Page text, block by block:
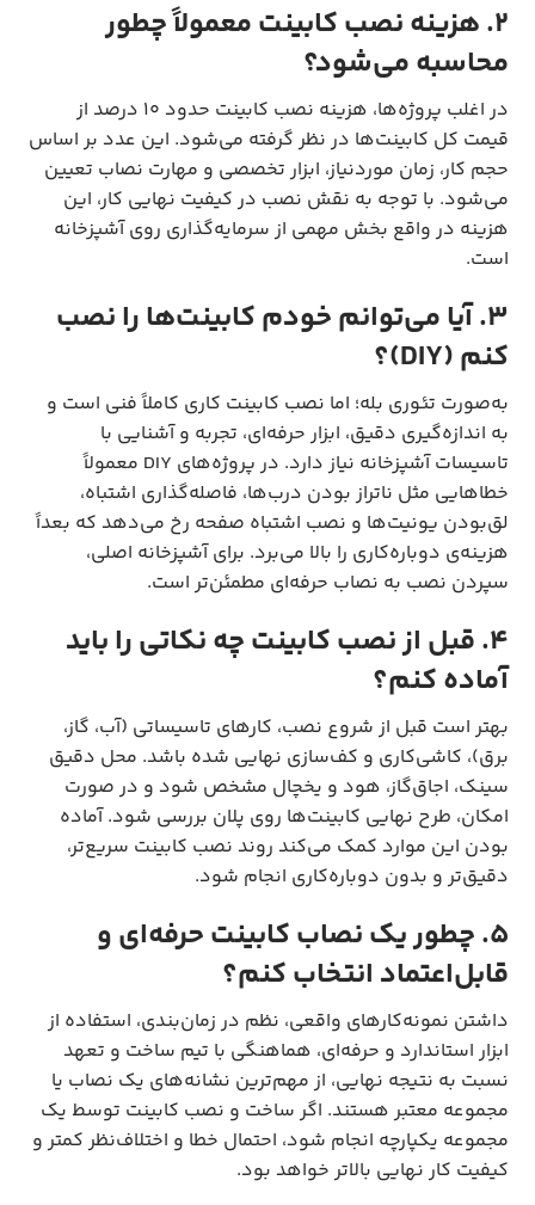
۲. هزینه نصب کابینت معمولاً چطور
محاسبه می‌شود؟
در اغلب پروژه‌ها، هزینه نصب کابینت حدود ۱۰ درصد از
قیمت کل کابینت‌ها در نظر گرفته می‌شود. این عدد بر اساس
حجم کار، زمان موردنیاز، ابزار تخصصی و مهارت نصاب تعیین
می‌شود. با توجه به نقش نصب در کیفیت نهایی کار، این
هزینه در واقع بخش مهمی از سرمایه‌گذاری روی آشپزخانه
است.
۳. آیا می‌توانم خودم کابینت‌ها را نصب
کنم (DIY)؟
به‌صورت تئوری بله؛ اما نصب کابینت کاری کاملاً فنی است و
به اندازه‌گیری دقیق، ابزار حرفه‌ای، تجربه و آشنایی با
تاسیسات آشپزخانه نیاز دارد. در پروژه‌های DIY معمولاً
خطاهایی مثل ناتراز بودن درب‌ها، فاصله‌گذاری اشتباه،
لق‌بودن یونیت‌ها و نصب اشتباه صفحه رخ می‌دهد که بعداً
هزینه‌ی دوباره‌کاری را بالا می‌برد. برای آشپزخانه اصلی،
سپردن نصب به نصاب حرفه‌ای مطمئن‌تر است.
۴. قبل از نصب کابینت چه نکاتی را باید
آماده کنم؟
بهتر است قبل از شروع نصب، کارهای تاسیساتی (آب، گاز،
برق)، کاشی‌کاری و کف‌سازی نهایی شده باشد. محل دقیق
سینک، اجاق‌گاز، هود و یخچال مشخص شود و در صورت
امکان، طرح نهایی کابینت‌ها روی پلان بررسی شود. آماده
بودن این موارد کمک می‌کند روند نصب کابینت سریع‌تر،
دقیق‌تر و بدون دوباره‌کاری انجام شود.
۵. چطور یک نصاب کابینت حرفه‌ای و
قابل‌اعتماد انتخاب کنم؟
داشتن نمونه‌کارهای واقعی، نظم در زمان‌بندی، استفاده از
ابزار استاندارد و حرفه‌ای، هماهنگی با تیم ساخت و تعهد
نسبت به نتیجه نهایی، از مهم‌ترین نشانه‌های یک نصاب یا
مجموعه معتبر هستند. اگر ساخت و نصب کابینت توسط یک
مجموعه یکپارچه انجام شود، احتمال خطا و اختلاف‌نظر کمتر و
کیفیت کار نهایی بالاتر خواهد بود.